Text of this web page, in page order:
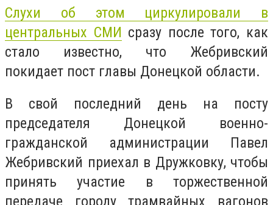
Слухи об этом циркулировали в
центральных СМИ сразу после того, как
стало известно, что Жебривский
покидает пост главы Донецкой области.
В свой последний день на посту
председателя Донецкой военно-
гражданской администрации Павел
Жебривский приехал в Дружковку, чтобы
принять участие в торжественной
передаче городу трамвайных вагонов